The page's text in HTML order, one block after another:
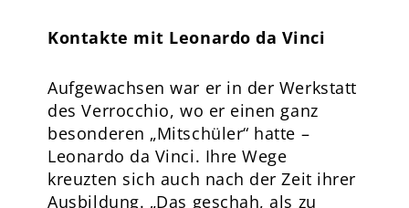
Kontakte mit Leonardo da Vinci
Aufgewachsen war er in der Werkstatt
des Verrocchio, wo er einen ganz
besonderen „Mitschüler“ hatte –
Leonardo da Vinci. Ihre Wege
kreuzten sich auch nach der Zeit ihrer
Ausbildung. „Das geschah, als zu